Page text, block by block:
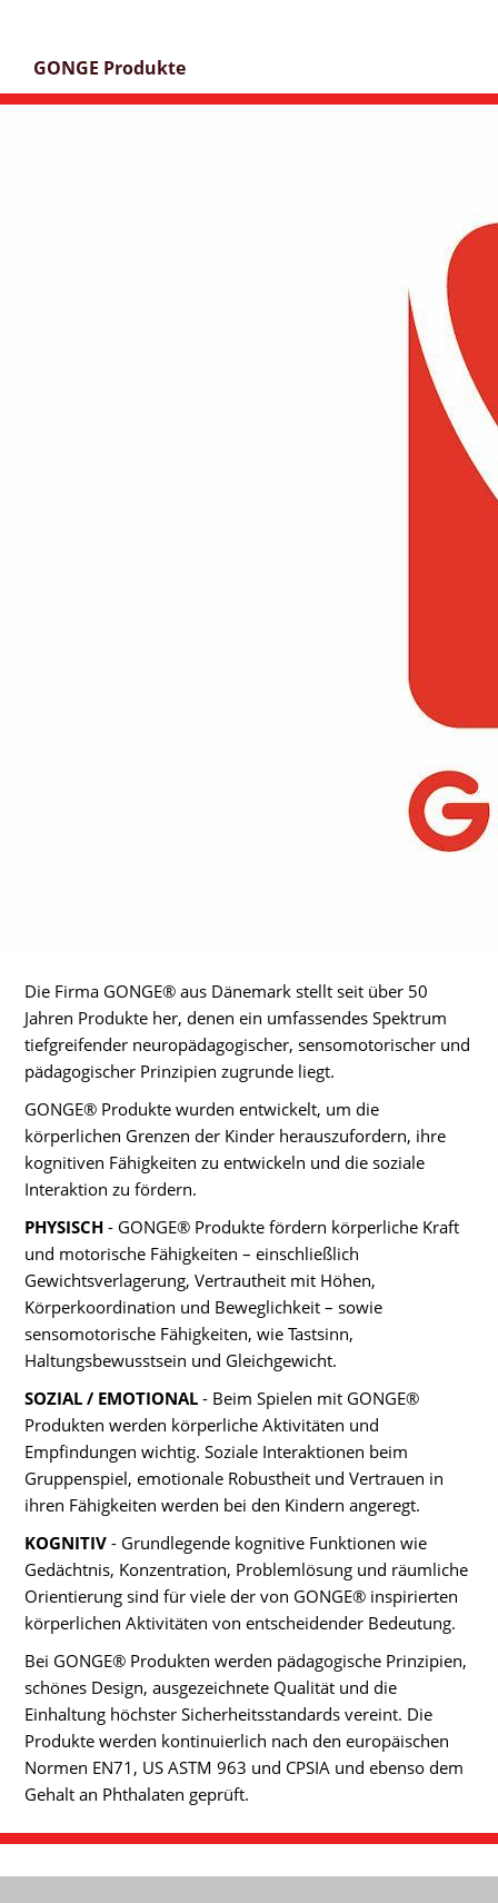
GONGE Produkte
Die Firma GONGE® aus Dänemark stellt seit über 50
Jahren Produkte her, denen ein umfassendes Spektrum
tiefgreifender neuropädagogischer, sensomotorischer und
pädagogischer Prinzipien zugrunde liegt.
GONGE® Produkte wurden entwickelt, um die
körperlichen Grenzen der Kinder herauszufordern, ihre
kognitiven Fähigkeiten zu entwickeln und die soziale
Interaktion zu fördern.
PHYSISCH- GONGE® Produkte fördern körperliche Kraft
und motorische Fähigkeiten – einschließlich
Gewichtsverlagerung, Vertrautheit mit Höhen,
Körperkoordination und Beweglichkeit – sowie
sensomotorische Fähigkeiten, wie Tastsinn,
Haltungsbewusstsein und Gleichgewicht.
SOZIAL / EMOTIONAL - Beim Spielen mit GONGE®
Produkten werden körperliche Aktivitäten und
Empfindungen wichtig. Soziale Interaktionen beim
Gruppenspiel, emotionale Robustheit und Vertrauen in
ihren Fähigkeiten werden bei den Kindern angeregt.
KOGNITIV- Grundlegende kognitive Funktionen wie
Gedächtnis, Konzentration, Problemlösung und räumliche
Orientierung sind für viele der von GONGE® inspirierten
körperlichen Aktivitäten von entscheidender Bedeutung.
Bei GONGE® Produkten werden pädagogische Prinzipien,
schönes Design, ausgezeichnete Qualität und die
Einhaltung höchster Sicherheitsstandards vereint. Die
Produkte werden kontinuierlich nach den europäischen
Normen EN71, US ASTM 963 und CPSIA und ebenso dem
Gehalt an Phthalaten geprüft.